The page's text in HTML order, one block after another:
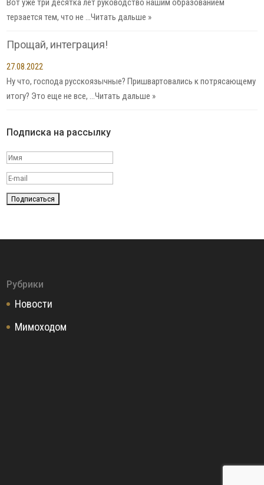
Вот уже три десятка лет руководство нашим образованием
терзается тем, что не …Читать дальше »
Прощай, интеграция!
27.08.2022
Ну что, господа русскоязычные? Пришвартовались к потрясающему
итогу? Это еще не все, …Читать дальше »
Подписка на рассылку
Рубрики
Новости
Мимоходом